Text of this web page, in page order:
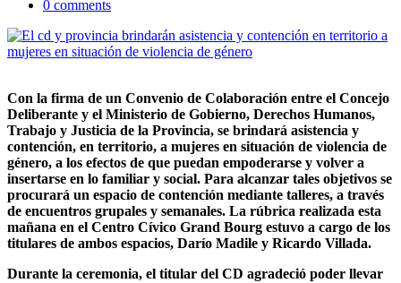
0 comments
Con la firma de un Convenio de Colaboración entre el Concejo
Deliberante y el Ministerio de Gobierno, Derechos Humanos,
Trabajo y Justicia de la Provincia, se brindará asistencia y
contención, en territorio, a mujeres en situación de violencia de
género, a los efectos de que puedan empoderarse y volver a
insertarse en lo familiar y social. Para alcanzar tales objetivos se
procurará un espacio de contención mediante talleres, a través
de encuentros grupales y semanales. La rúbrica realizada esta
mañana en el Centro Cívico Grand Bourg estuvo a cargo de los
titulares de ambos espacios, Darío Madile y Ricardo Villada.
Durante la ceremonia, el titular del CD agradeció poder llevar